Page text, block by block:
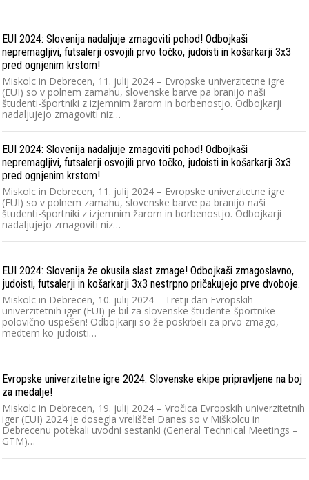
EUI 2024: Slovenija nadaljuje zmagoviti pohod! Odbojkaši
nepremagljivi, futsalerji osvojili prvo točko, judoisti in košarkarji 3x3
pred ognjenim krstom!
Miskolc in Debrecen, 11. julij 2024 – Evropske univerzitetne igre
(EUI) so v polnem zamahu, slovenske barve pa branijo naši
študenti-športniki z izjemnim žarom in borbenostjo. Odbojkarji
nadaljujejo zmagoviti niz…
EUI 2024: Slovenija nadaljuje zmagoviti pohod! Odbojkaši
nepremagljivi, futsalerji osvojili prvo točko, judoisti in košarkarji 3x3
pred ognjenim krstom!
Miskolc in Debrecen, 11. julij 2024 – Evropske univerzitetne igre
(EUI) so v polnem zamahu, slovenske barve pa branijo naši
študenti-športniki z izjemnim žarom in borbenostjo. Odbojkarji
nadaljujejo zmagoviti niz…
EUI 2024: Slovenija že okusila slast zmage! Odbojkaši zmagoslavno,
judoisti, futsalerji in košarkarji 3x3 nestrpno pričakujejo prve dvoboje.
Miskolc in Debrecen, 10. julij 2024 – Tretji dan Evropskih
univerzitetnih iger (EUI) je bil za slovenske študente-športnike
polovično uspešen! Odbojkarji so že poskrbeli za prvo zmago,
medtem ko judoisti…
Evropske univerzitetne igre 2024: Slovenske ekipe pripravljene na boj
za medalje!
Miskolc in Debrecen, 19. julij 2024 – Vročica Evropskih univerzitetnih
iger (EUI) 2024 je dosegla vrelišče! Danes so v Miškolcu in
Debrecenu potekali uvodni sestanki (General Technical Meetings –
GTM)…